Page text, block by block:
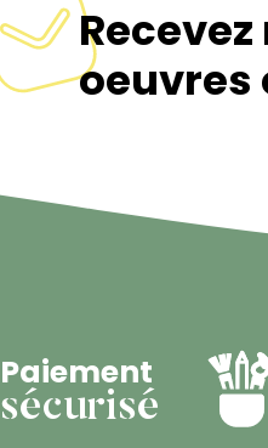
oeuvres
Paiement
sécurisé